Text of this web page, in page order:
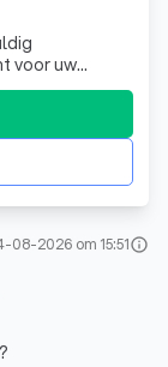
voor uw
en helder
u zich kunt
van uw
08-2026 om 15:51info